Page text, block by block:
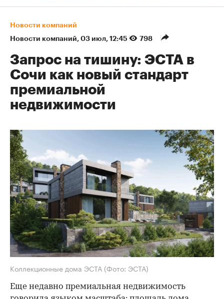
Новости компаний
Новости компаний⁠, 03 июл, 12:45 798
Запрос на тишину: ЭСТА в
Сочи как новый стандарт
премиальной
недвижимости
Коллекционные дома ЭСТА (Фото: ЭСТА)
Еще недавно премиальная недвижимость